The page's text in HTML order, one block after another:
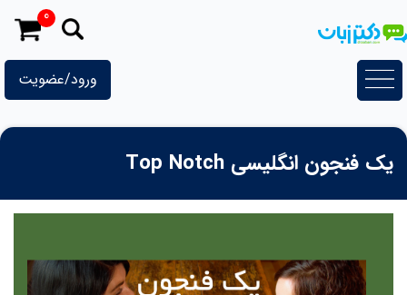
به
ورود/عضویت
0
یک فنجون انگلیسی Top Notch